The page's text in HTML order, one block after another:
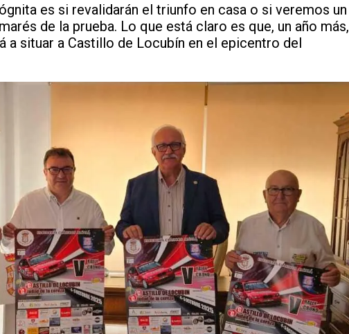
es si revalidarán el triunfo en casa o si veremos un
de la prueba. Lo que está claro es que, un año más,
situar a Castillo de Locubín en el epicentro del